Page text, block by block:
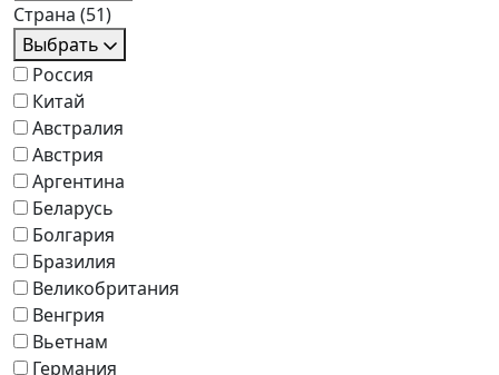
Страна (51)
Выбрать
Россия
Китай
Австралия
Австрия
Аргентина
Беларусь
Болгария
Бразилия
Великобритания
Венгрия
Вьетнам
Германия